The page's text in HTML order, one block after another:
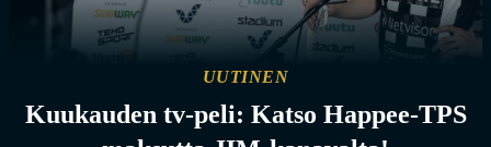
UUTINEN
Kuukauden tv-peli: Katso Happee-TPS